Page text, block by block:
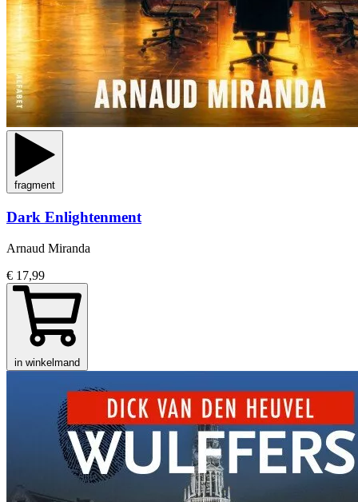
fragment
Dark Enlightenment
Arnaud Miranda
€ 17,99
in winkelmand